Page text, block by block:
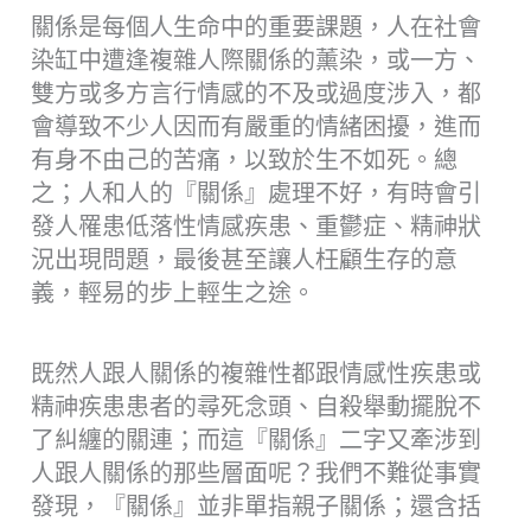
關係是每個人生命中的重要課題，人在社會
染缸中遭逢複雜人際關係的薰染，或一方、
雙方或多方言行情感的不及或過度涉入，都
會導致不少人因而有嚴重的情緒困擾，進而
有身不由己的苦痛，以致於生不如死。總
之；人和人的『關係』處理不好，有時會引
發人罹患低落性情感疾患、重鬱症、精神狀
況出現問題，最後甚至讓人枉顧生存的意
義，輕易的步上輕生之途。
既然人跟人關係的複雜性都跟情感性疾患或
精神疾患患者的尋死念頭、自殺舉動擺脫不
了糾纏的關連；而這『關係』二字又牽涉到
人跟人關係的那些層面呢？我們不難從事實
發現，『關係』並非單指親子關係；還含括